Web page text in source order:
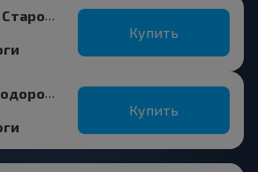
Подоресье, Стародорожский р-н МИНСКАЯ ОБЛ. Беларусь
Купить
Солон, Стародорожский р-н МИНСКАЯ ОБЛ.
Купить